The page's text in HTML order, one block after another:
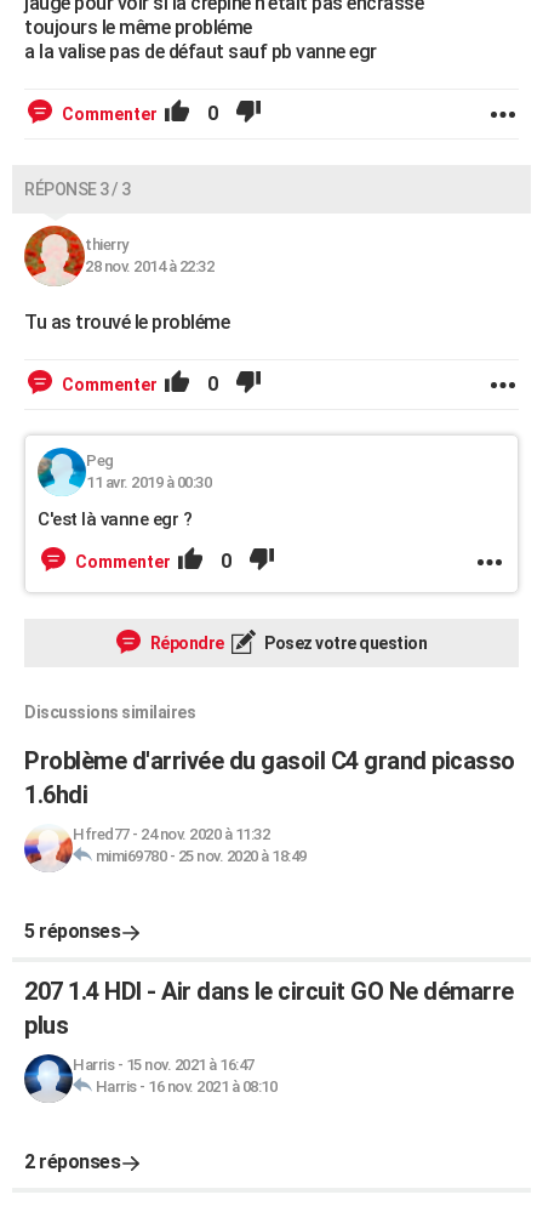
toujours le même probléme
a la valise pas de défaut sauf pb vanne egr
Commenter 0
RÉPONSE 3 / 3
thierry
28 nov. 2014 à 22:32
Tu as trouvé le probléme
Commenter 0
Peg
11 avr. 2019 à 00:30
C'est là vanne egr ?
Commenter 0
Répondre Posez votre question
Discussions similaires
Problème d'arrivée du gasoil C4 grand picasso
1.6hdi
Hfred77- 24 nov. 2020 à 11:32
mimi69780- 25 nov. 2020 à 18:49
5 réponses
207 1.4 HDI - Air dans le circuit GO Ne démarre
plus
Harris- 15 nov. 2021 à 16:47
Harris- 16 nov. 2021 à 08:10
2 réponses